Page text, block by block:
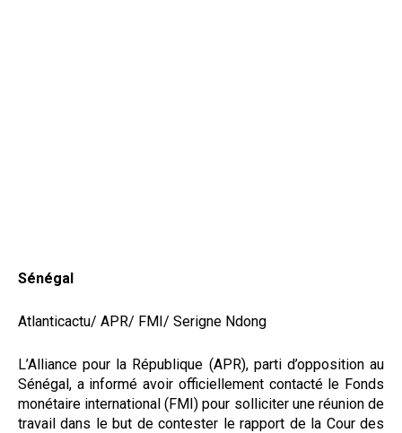
Sénégal
Atlanticactu/ APR/ FMI/ Serigne Ndong
L’Alliance pour la République (APR), parti d’opposition au
Sénégal, a informé avoir officiellement contacté le Fonds
monétaire international (FMI) pour solliciter une réunion de
travail dans le but de contester le rapport de la Cour des